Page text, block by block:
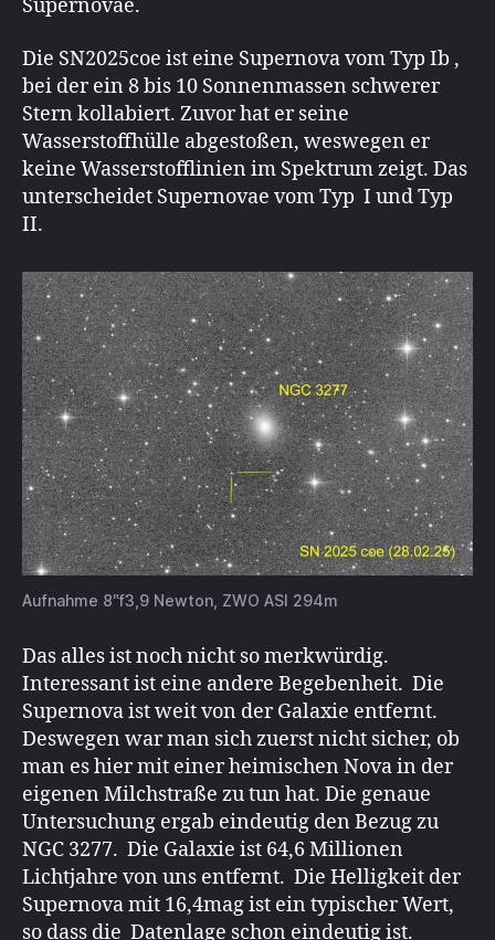
Supernovae.
Die SN2025coe ist eine Supernova vom Typ Ib ,
bei der ein 8 bis 10 Sonnenmassen schwerer
Stern kollabiert. Zuvor hat er seine
Wasserstoffhülle abgestoßen, weswegen er
keine Wasserstofflinien im Spektrum zeigt. Das
unterscheidet Supernovae vom Typ I und Typ
II.
Aufnahme 8″f3,9 Newton, ZWO ASI 294m
Das alles ist noch nicht so merkwürdig.
Interessant ist eine andere Begebenheit. Die
Supernova ist weit von der Galaxie entfernt.
Deswegen war man sich zuerst nicht sicher, ob
man es hier mit einer heimischen Nova in der
eigenen Milchstraße zu tun hat. Die genaue
Untersuchung ergab eindeutig den Bezug zu
NGC 3277. Die Galaxie ist 64,6 Millionen
Lichtjahre von uns entfernt. Die Helligkeit der
Supernova mit 16,4mag ist ein typischer Wert,
so dass die Datenlage schon eindeutig ist.